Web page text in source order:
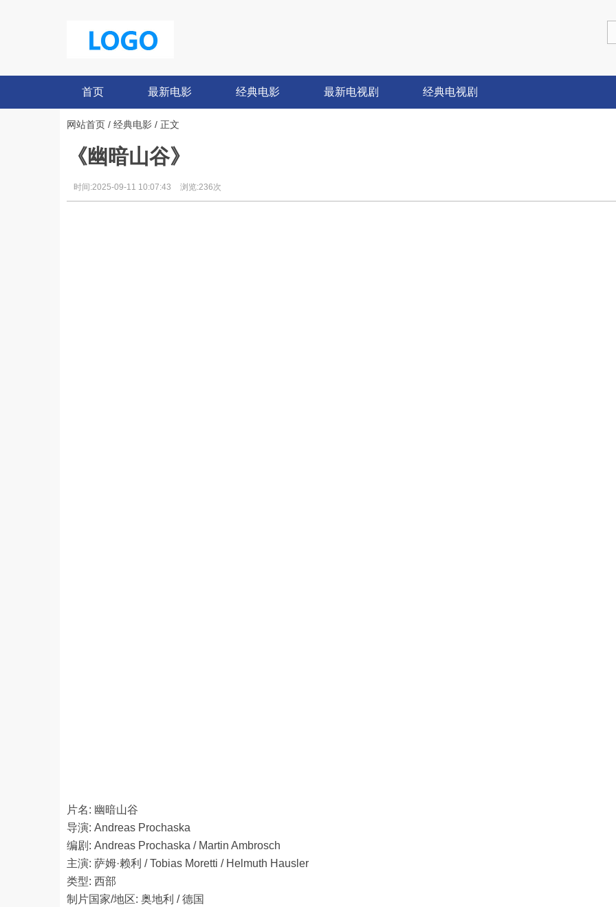
首页 最新电影 经典电影 最新电视剧 经典电视剧
网站首页 / 经典电影 / 正文
《幽暗山谷》
时间:2025-09-11 10:07:43 浏览:236次
片名: 幽暗山谷
导演: Andreas Prochaska
编剧: Andreas Prochaska / Martin Ambrosch
主演: 萨姆·赖利 / Tobias Moretti / Helmuth Hausler
类型: 西部
制片国家/地区: 奥地利 / 德国